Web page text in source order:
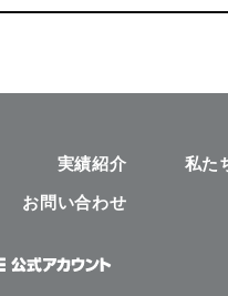
実績紹介 私た
お問い合わせ